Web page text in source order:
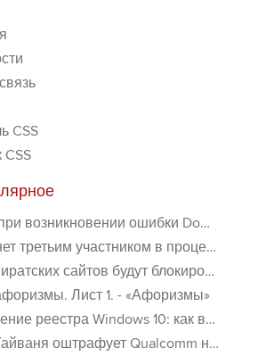
CSS
ошибки Download interrupted в Chrome - «Windows»
участником в процессе ФАС против Google - «Интернет»
сайтов будут блокироваться! - «Интернет»
Лист 1. - «Афоризмы»
10: как восстановить реестр Виндовс 10 - «Windows»
Qualcomm на $774 млн - «Новости сети»